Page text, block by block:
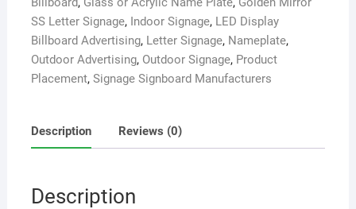
SS Letter Signage, Indoor Signage, LED Display
Billboard Advertising, Letter Signage, Nameplate,
Outdoor Advertising, Outdoor Signage, Product
Placement, Signage Signboard Manufacturers
Description Reviews (0)
Description